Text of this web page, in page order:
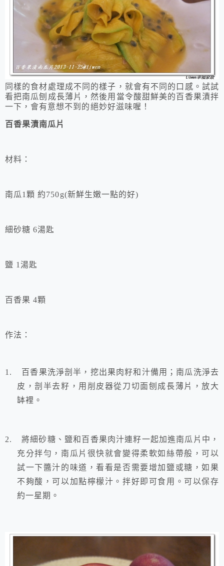
同樣的食材處理成不同的樣子，就會有不同的口感。試試
看把南瓜刨成長薄片，然後用當令酸甜鮮美的百香果漬拌
一下，會有意想不到的絕妙好滋味喔！
百香果漬南瓜片
材料：
南瓜1顆 約750g(新鮮生嫩一點的好)
細砂糖 6湯匙
鹽 1湯匙
百香果 4顆
作法：
1.
百香果洗淨剖半，挖出果肉籽和汁備用；南瓜洗淨去
皮，剖半去籽，用削皮器從刀切面刨成長薄片，放大
缽裡。
2. 將細砂糖、鹽和百香果肉汁連籽一起加進南瓜片中，
充分拌勻，南瓜片很快就會變得柔軟如絲帶般，可以
試一下醬汁的味道，看看是否需要增加鹽或糖，如果
不夠酸，可以加點檸檬汁。拌好即可食用。可以保存
約一星期。